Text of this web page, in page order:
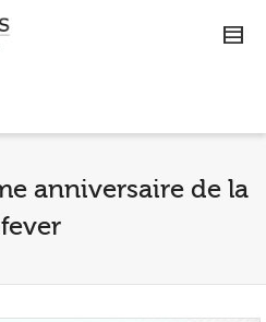
anniversaire de la